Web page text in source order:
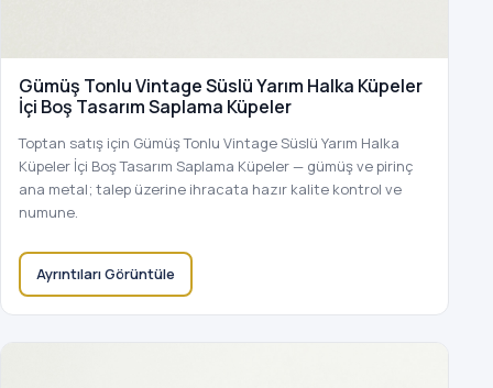
Gümüş Tonlu Vintage Süslü Yarım Halka Küpeler
İçi Boş Tasarım Saplama Küpeler
Toptan satış için Gümüş Tonlu Vintage Süslü Yarım Halka
Küpeler İçi Boş Tasarım Saplama Küpeler — gümüş ve pirinç
ana metal; talep üzerine ihracata hazır kalite kontrol ve
numune.
Ayrıntıları Görüntüle